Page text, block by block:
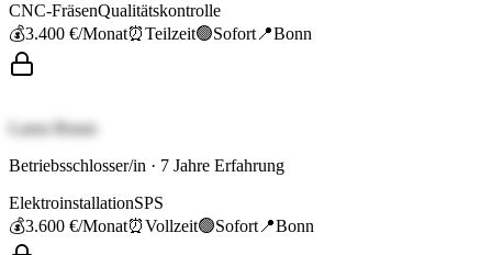
CNC-FräsenQualitätskontrolle
💰3.400 €/Monat⏰Teilzeit🟢Sofort 📍Bonn
Laura Braun
Betriebsschlosser/in · 7 Jahre Erfahrung
ElektroinstallationSPS
💰3.600 €/Monat⏰Vollzeit🟢Sofort 📍Bonn